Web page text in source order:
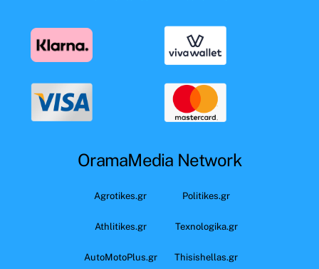
OramaMedia Network
Agrotikes.gr Politikes.gr
Athlitikes.gr Texnologika.gr
AutoMotoPlus.gr Thisishellas.gr